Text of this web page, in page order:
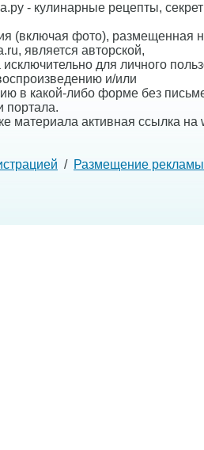
- кулинарные рецепты,
(включая фото), размещенная
является авторской,
для личного
и/или
в какой-либо форме без
портала.
материала активная ссылка на
/ Размещение рекламы